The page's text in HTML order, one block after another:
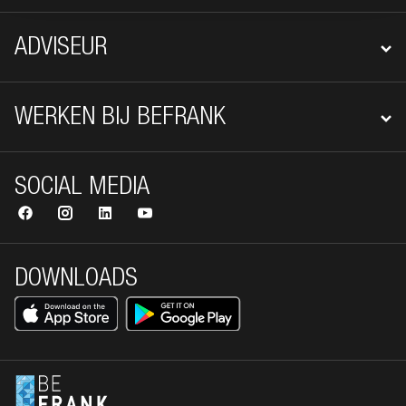
ADVISEUR
WERKEN BIJ BEFRANK
DOWNLOADS
SOCIAL MEDIA